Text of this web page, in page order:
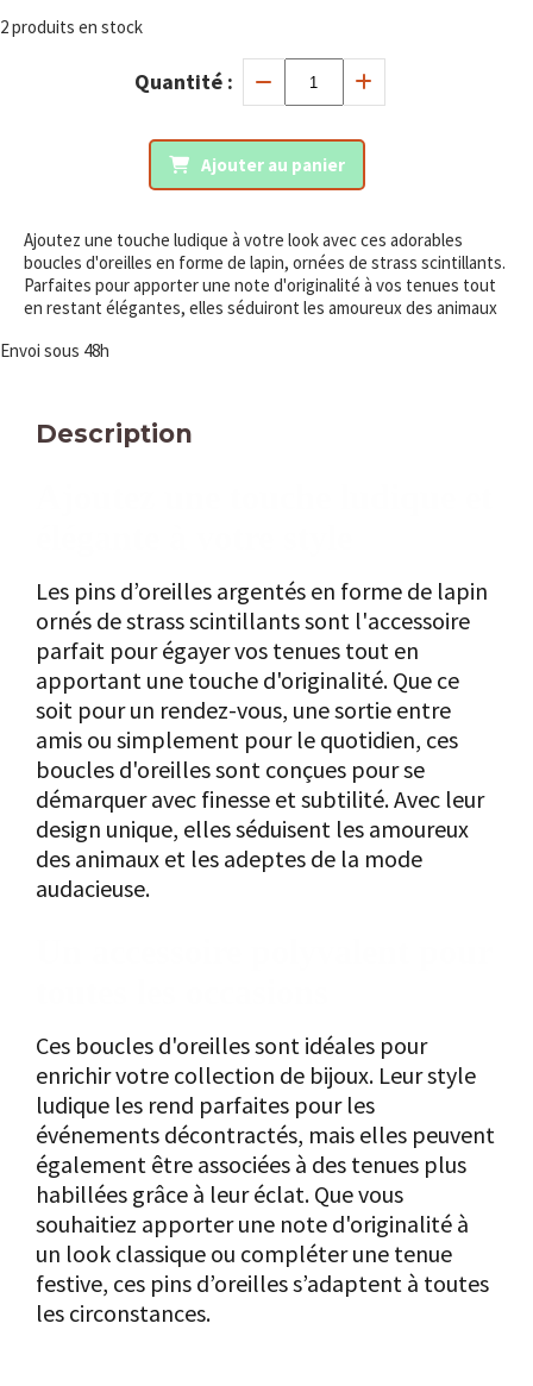
2produits en stock
Quantité :
Ajouter au panier
Ajoutez une touche ludique à votre look avec ces adorables
boucles d'oreilles en forme de lapin, ornées de strass scintillants.
Parfaites pour apporter une note d'originalité à vos tenues tout
en restant élégantes, elles séduiront les amoureux des animaux
Envoi sous 48h
Description
Les pins d’oreilles argentés en forme de lapin
ornés de strass scintillants sont l'accessoire
parfait pour égayer vos tenues tout en
apportant une touche d'originalité. Que ce
soit pour un rendez-vous, une sortie entre
amis ou simplement pour le quotidien, ces
boucles d'oreilles sont conçues pour se
démarquer avec finesse et subtilité. Avec leur
design unique, elles séduisent les amoureux
des animaux et les adeptes de la mode
audacieuse.
Ces boucles d'oreilles sont idéales pour
enrichir votre collection de bijoux. Leur style
ludique les rend parfaites pour les
événements décontractés, mais elles peuvent
également être associées à des tenues plus
habillées grâce à leur éclat. Que vous
souhaitiez apporter une note d'originalité à
un look classique ou compléter une tenue
festive, ces pins d’oreilles s’adaptent à toutes
les circonstances.